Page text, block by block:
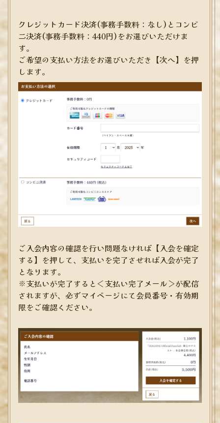
クレジットカード決済(事務手数料：なし)とコンビ
ニ決済(事務手数料：440円)をお選びいただけま
す。
ご希望の支払い方法をお選びいただき【次へ】を押
します。
ご入会内容の確認を行い問題なければ【入会を確定
する】を押して、支払いを完了させれば入会が完了
となります。
※支払いが完了すると＜支払い完了メール＞が配信
されますが、必ずマイページにて会員番号・有効期
限をご確認ください。